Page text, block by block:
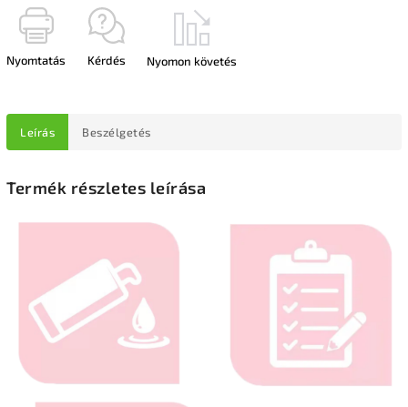
Nyomtatás Kérdés Nyomon követés
Leírás Beszélgetés
Termék részletes leírása